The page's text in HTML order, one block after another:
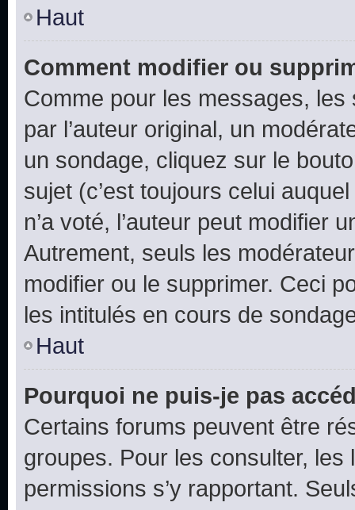
Haut
Comment modifier ou
Comme pour les messages,
par l’auteur original, un
un sondage, cliquez sur le
sujet (c’est toujours celui
n’a voté, l’auteur peut modifier
Autrement, seuls les
modifier ou le supprimer. Ceci
les intitulés en cours de
Haut
Pourquoi ne puis-je pas
Certains forums peuvent être
groupes. Pour les consulter,
permissions s’y rapportant.